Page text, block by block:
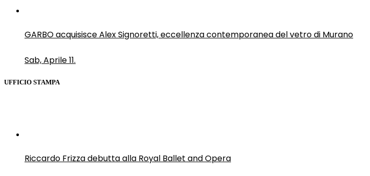
GARBO acquisisce Alex Signoretti, eccellenza contemporanea del vetro di Murano
Sab, Aprile 11.
UFFICIO STAMPA
Riccardo Frizza debutta alla Royal Ballet and Opera